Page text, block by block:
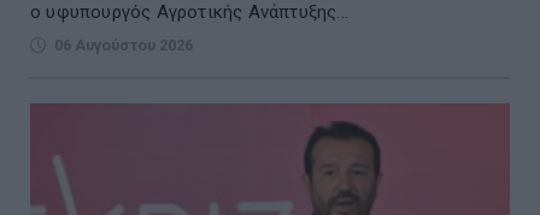
ο υφυπουργός Αγροτικής Ανάπτυξης...
06 Αυγούστου 2026